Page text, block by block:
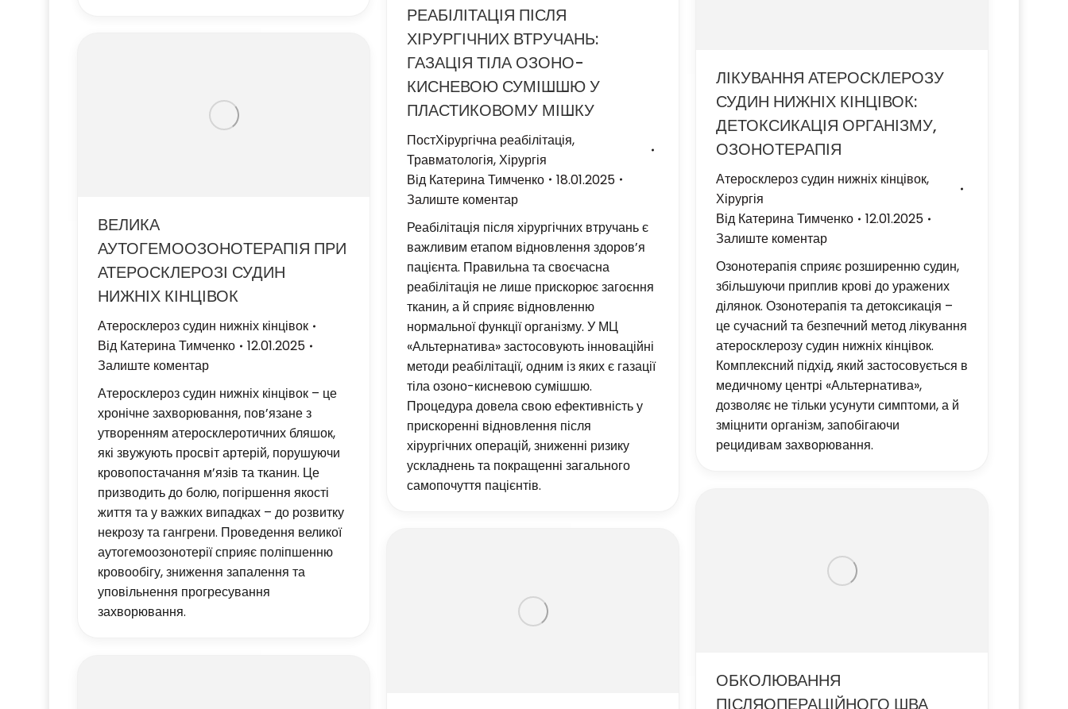
РЕАБІЛІТАЦІЯ ПІСЛЯ
ХІРУРГІЧНИХ ВТРУЧАНЬ:
ГАЗАЦІЯ ТІЛА ОЗОНО-
КИСНЕВОЮ СУМІШШЮ У
ПЛАСТИКОВОМУ МІШКУ
ПостХірургічна реабілітація,
Травматологія,Хірургія
Від Катерина Тимченко
18.01.2025
Залиште коментар
Реабілітація після хірургічних втручань є
важливим етапом відновлення здоров’я
пацієнта. Правильна та своєчасна
реабілітація не лише прискорює загоєння
тканин, а й сприяє відновленню
нормальної функції організму. У МЦ
«Альтернатива» застосовують інноваційні
методи реабілітації, одним із яких є газації
тіла озоно-кисневою сумішшю.
Процедура довела свою ефективність у
прискоренні відновлення після
хірургічних операцій, зниженні ризику
ускладнень та покращенні загального
самопочуття пацієнтів.
ЛІКУВАННЯ АТЕРОСКЛЕРОЗУ
СУДИН НИЖНІХ КІНЦІВОК:
ДЕТОКСИКАЦІЯ ОРГАНІЗМУ,
ОЗОНОТЕРАПІЯ
Атеросклероз судин нижніх кінцівок,
Хірургія
Від Катерина Тимченко
12.01.2025
Залиште коментар
Озонотерапія сприяє розширенню судин,
збільшуючи приплив крові до уражених
ділянок. Озонотерапія та детоксикація –
це сучасний та безпечний метод лікування
атеросклерозу судин нижніх кінцівок.
Комплексний підхід, який застосовується в
медичному центрі «Альтернатива»,
дозволяє не тільки усунути симптоми, а й
зміцнити організм, запобігаючи
рецидивам захворювання.
ВЕЛИКА
АУТОГЕМООЗОНОТЕРАПІЯ ПРИ
АТЕРОСКЛЕРОЗІ СУДИН
НИЖНІХ КІНЦІВОК
Атеросклероз судин нижніх кінцівок
Від Катерина Тимченко
12.01.2025
Залиште коментар
Атеросклероз судин нижніх кінцівок – це
хронічне захворювання, пов’язане з
утворенням атеросклеротичних бляшок,
які звужують просвіт артерій, порушуючи
кровопостачання м’язів та тканин. Це
призводить до болю, погіршення якості
життя та у важких випадках – до розвитку
некрозу та гангрени. Проведення великої
аутогемоозонотерії сприяє поліпшенню
кровообігу, зниження запалення та
уповільнення прогресування
захворювання.
ОБКОЛЮВАННЯ
ПІСЛЯОПЕРАЦІЙНОГО ШВА